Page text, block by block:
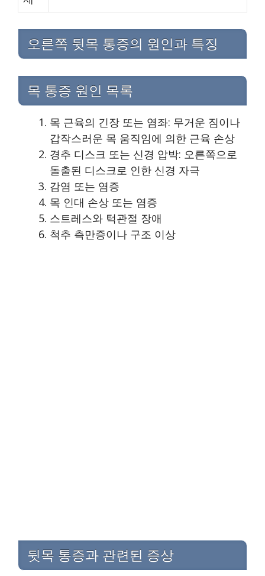
오른쪽 뒷목 통증의 원인과 특징
목 통증 원인 목록
목 근육의 긴장 또는 염좌: 무거운 짐이나
갑작스러운 목 움직임에 의한 근육 손상
경추 디스크 또는 신경 압박: 오른쪽으로
돌출된 디스크로 인한 신경 자극
감염 또는 염증
목 인대 손상 또는 염증
스트레스와 턱관절 장애
척추 측만증이나 구조 이상
뒷목 통증과 관련된 증상